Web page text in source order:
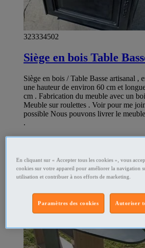
323334502
Siège en bois Table
Siège en bois / Table Basse artisanal ,
une hauteur de environ 60 cm et
cm . Fabrication du meuble avec un
Meuble sur roulettes . Voir pour me
possible Nous pouvons livrer le
.
Ameublement - art de la table Epernay
Professionnel
En cliquant sur « Accepter tous les cookies », vous
cookies sur votre appareil pour améliorer la navigation
utilisation et contribuer à nos efforts de marketing.
Autoriser
Paramètres des cookies